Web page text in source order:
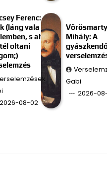
Ferenc:
(láng vala
s ah
oltani
2026-08-02
Vörösmarty
Mihály: A
Gabi
2026-